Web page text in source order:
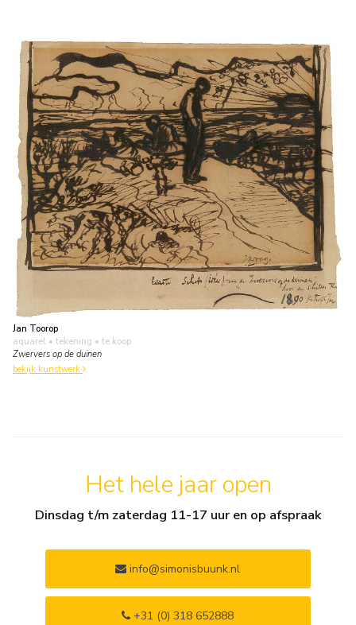
Jan Toorop
aquarel • tekening • te koop
Zwervers op de duinen
bekijk kunstwerk
Het hele jaar open
Dinsdag t/m zaterdag 11-17 uur en op afspraak
info@simonisbuunk.nl
+31 (0) 318 652888